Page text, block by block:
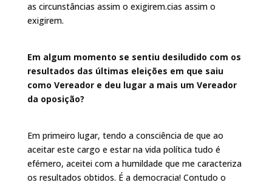
as circunstâncias assim o exigirem.cias assim o
exigirem.
Em algum momento se sentiu desiludido com os
resultados das últimas eleições em que saiu
como Vereador e deu lugar a mais um Vereador
da oposição?
Em primeiro lugar, tendo a consciência de que ao
aceitar este cargo e estar na vida política tudo é
efémero, aceitei com a humildade que me caracteriza
os resultados obtidos. É a democracia! Contudo o